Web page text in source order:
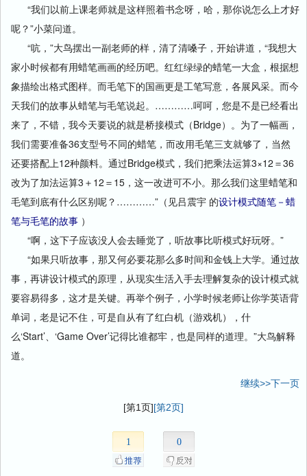
“我们以前上课老师就是这样照着书念呀，哈，那你说怎么上才好
呢？”小菜问道。
“吭，”大鸟摆出一副老师的样，清了清嗓子，开始讲道，“我想大
家小时候都有用蜡笔画画的经历吧。红红绿绿的蜡笔一大盒，根据想
象描绘出格式图样。而毛笔下的国画更是工笔写意，各展风采。而今
天我们的故事从蜡笔与毛笔说起。…………呵呵，您是不是已经看出
来了，不错，我今天要说的就是桥接模式（Bridge）。为了一幅画，
我们需要准备36支型号不同的蜡笔，而改用毛笔三支就够了，当然
还要搭配上12种颜料。通过Bridge模式，我们把乘法运算3×12＝36
改为了加法运算3＋12＝15，这一改进可不小。那么我们这里蜡笔和
毛笔到底有什么区别呢？…………”（见吕震宇 的设计模式随笔－蜡
笔与毛笔的故事 ）
“啊，这下子应该没人会去睡觉了，听故事比听模式好玩呀。”
“如果只听故事，那又何必要花那么多时间和金钱上大学。通过故
事，再讲设计模式的原理，从现实生活入手去理解复杂的设计模式就
要容易得多，这才是关键。再举个例子，小学时候老师让你学英语背
单词，老是记不住，可是自从有了红白机（游戏机），什
么‘Start’、‘Game Over’记得比谁都牢，也是同样的道理。”大鸟解释
道。
继续>>下一页
[第1页][第2页]
1 0